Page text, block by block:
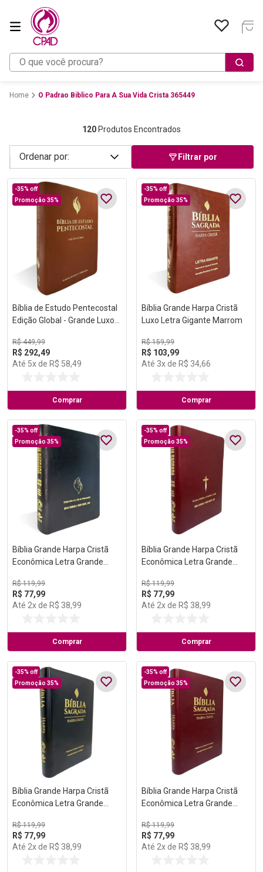
O que você procura?
O Padrao Biblico Para A Sua Vida Crista 365449
120 Produtos Encontrados
Filtrar por
-35% off
Promoção 35%
Bíblia de Estudo Pentecostal
Edição Global - Grande Luxo
R$ 449,99
R$ 292,49
Até 5x de R$ 58,49
Comprar
-35% off
Promoção 35%
Bíblia Grande Harpa Cristã
Luxo Letra Gigante Marrom
R$ 159,99
R$ 103,99
Até 3x de R$ 34,66
Comprar
-35% off
Promoção 35%
Bíblia Grande Harpa Cristã
Econômica Letra Grande
R$ 119,99
R$ 77,99
Até 2x de R$ 38,99
Comprar
-35% off
Promoção 35%
Bíblia Grande Harpa Cristã
Econômica Letra Grande
R$ 119,99
R$ 77,99
Até 2x de R$ 38,99
Comprar
-35% off
Promoção 35%
Bíblia Grande Harpa Cristã
Econômica Letra Grande
R$ 119,99
R$ 77,99
Até 2x de R$ 38,99
-35% off
Promoção 35%
Bíblia Grande Harpa Cristã
Econômica Letra Grande
R$ 119,99
R$ 77,99
Até 2x de R$ 38,99